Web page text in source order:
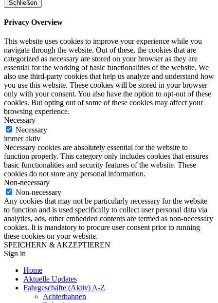
Schließen
Privacy Overview
This website uses cookies to improve your experience while you
navigate through the website. Out of these, the cookies that are
categorized as necessary are stored on your browser as they are
essential for the working of basic functionalities of the website. We
also use third-party cookies that help us analyze and understand how
you use this website. These cookies will be stored in your browser
only with your consent. You also have the option to opt-out of these
cookies. But opting out of some of these cookies may affect your
browsing experience.
Necessary
Necessary
immer aktiv
Necessary cookies are absolutely essential for the website to
function properly. This category only includes cookies that ensures
basic functionalities and security features of the website. These
cookies do not store any personal information.
Non-necessary
Non-necessary
Any cookies that may not be particularly necessary for the website
to function and is used specifically to collect user personal data via
analytics, ads, other embedded contents are termed as non-necessary
cookies. It is mandatory to procure user consent prior to running
these cookies on your website.
SPEICHERN & AKZEPTIEREN
Sign in
Home
Aktuelle Updates
Fahrgeschäfte (Aktiv) A-Z
Achterbahnen